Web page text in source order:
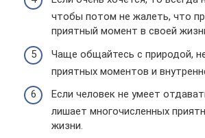
чтобы потом не жалеть, что
приятный момент в своей
Чаще общайтесь с природой,
приятных моментов и
Если человек не умеет
лишает многочисленных
жизни.